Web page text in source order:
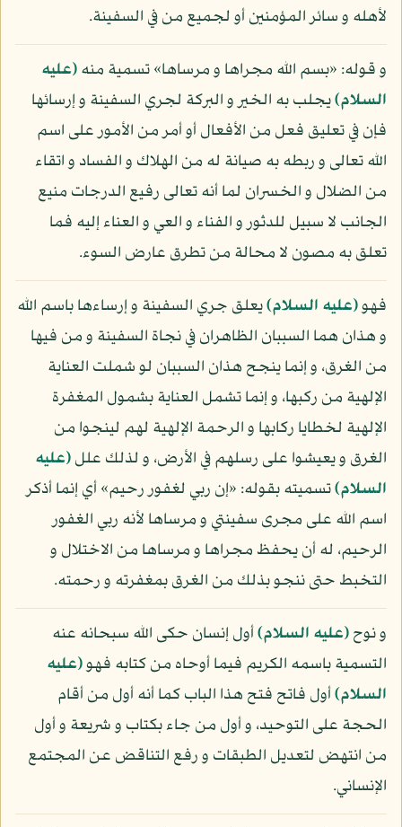
لأهله و سائر المؤمنين أو لجميع من في السفينة.
و قوله: «بسم الله مجراها و مرساها» تسمية منه(عليه
السلام)يجلب به الخير و البركة لجري السفينة و إرسائها
فإن في تعليق فعل من الأفعال أو أمر من الأمور على اسم
الله تعالى و ربطه به صيانة له من الهلاك و الفساد و اتقاء
من الضلال و الخسران لما أنه تعالى رفيع الدرجات منيع
الجانب لا سبيل للدثور و الفناء و العي و العناء إليه فما
تعلق به مصون لا محالة من تطرق عارض السوء.
فهو(عليه السلام)يعلق جري السفينة و إرساءها باسم الله
و هذان هما السببان الظاهران في نجاة السفينة و من فيها
من الغرق، و إنما ينجح هذان السببان لو شملت العناية
الإلهية من ركبها، و إنما تشمل العناية بشمول المغفرة
الإلهية لخطايا ركابها و الرحمة الإلهية لهم لينجوا من
الغرق و يعيشوا على رسلهم في الأرض، و لذلك علل(عليه
السلام)تسميته بقوله: «إن ربي لغفور رحيم» أي إنما أذكر
اسم الله على مجرى سفينتي و مرساها لأنه ربي الغفور
الرحيم، له أن يحفظ مجراها و مرساها من الاختلال و
التخبط حتى ننجو بذلك من الغرق بمغفرته و رحمته.
و نوح(عليه السلام)أول إنسان حكى الله سبحانه عنه
التسمية باسمه الكريم فيما أوحاه من كتابه فهو(عليه
السلام)أول فاتح فتح هذا الباب كما أنه أول من أقام
الحجة على التوحيد، و أول من جاء بكتاب و شريعة و أول
من انتهض لتعديل الطبقات و رفع التناقض عن المجتمع
الإنساني.